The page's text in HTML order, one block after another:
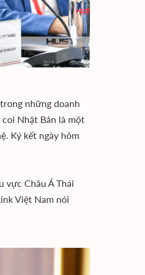
những doanh
Nhật Bản là một
Ký kết ngày hôm
vực Châu Á Thái
Việt Nam nói